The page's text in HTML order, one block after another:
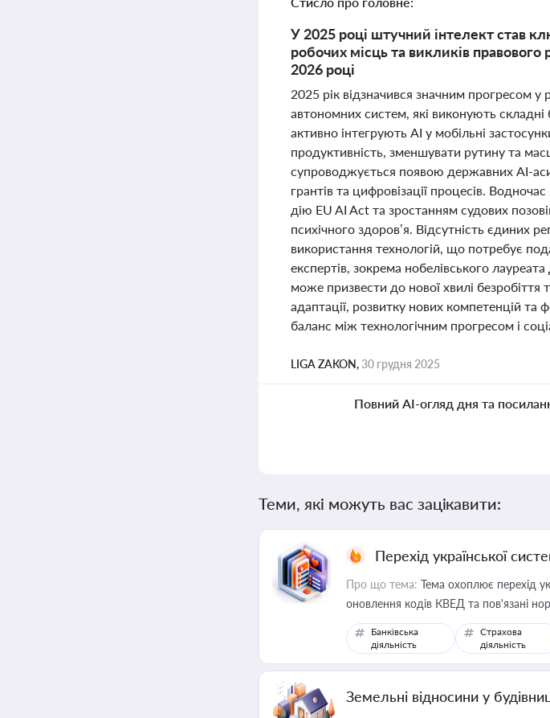
У 2025 році штучний інтелект став
робочих місць та викликів
2026 році
2025 рік відзначився значним прогресом
автономних систем, які виконують складні
активно інтегрують AI у мобільні
продуктивність, зменшувати рутину та
супроводжується появою державних AI-
грантів та цифровізації процесів.
дію EU AI Act та зростанням судових
психічного здоров’я. Відсутність єдиних
використання технологій, що потребує
експертів, зокрема нобелівського
може призвести до нової хвилі безробіття
адаптації, розвитку нових компетенцій
баланс між технологічним прогресом і
LIGA ZAKON,30 грудня 2025
Повний AI-огляд дня та
Теми, які можуть вас зацікавити:
Перехід української
Про що тема: Тема охоплює перехід
оновлення кодів КВЕД та пов'язані
Банківська
діяльність
Страхова
діяльність
Земельні відносини у